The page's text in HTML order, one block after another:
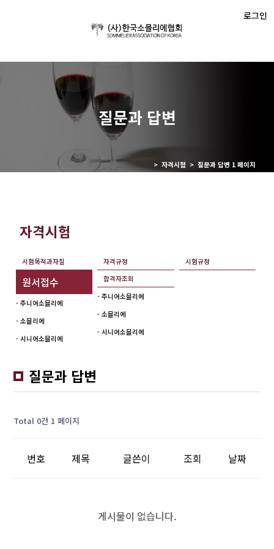
로그인
질문과 답변
> 자격시험 > 질문과 답변 1 페이지
자격시험
시험목적과자질 자격규정 시험규정
원서접수
- 주니어소믈리에
- 소믈리에
- 시니어소믈리에
합격자조회
- 주니어소믈리에
- 소믈리에
- 시니어소믈리에
질문과 답변
Total 0건 1 페이지
번호 제목 글쓴이 조회 날짜
게시물이 없습니다.